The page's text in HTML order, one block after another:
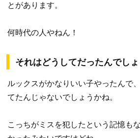
とがあります。
何時代の人やねん！
それはどうしてだったんでしょ
ルックスがかなりいい子やったんで
てたんじゃないでしょうかね。
こっちがミスを犯したという記憶も